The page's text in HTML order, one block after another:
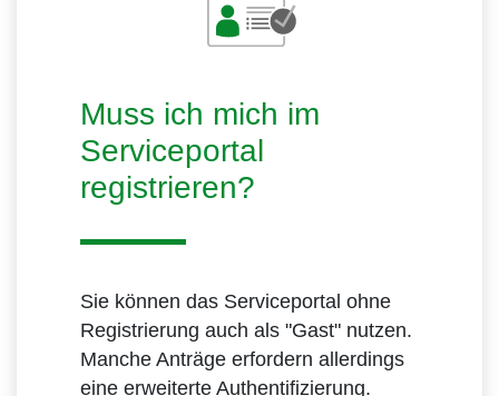
Muss ich mich im
Serviceportal
registrieren?
Sie können das Serviceportal ohne
Registrierung auch als "Gast" nutzen.
Manche Anträge erfordern allerdings
eine erweiterte Authentifizierung.